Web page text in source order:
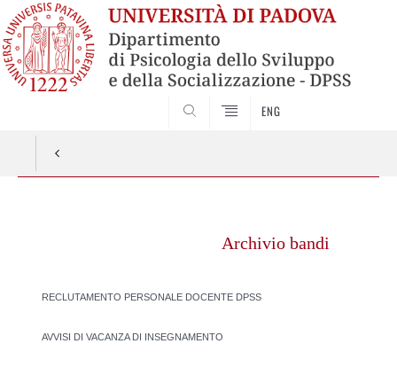
ENG
Archivio bandi
RECLUTAMENTO PERSONALE DOCENTE DPSS
AVVISI DI VACANZA DI INSEGNAMENTO